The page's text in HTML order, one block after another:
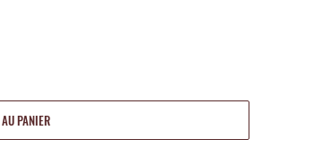
PANIER